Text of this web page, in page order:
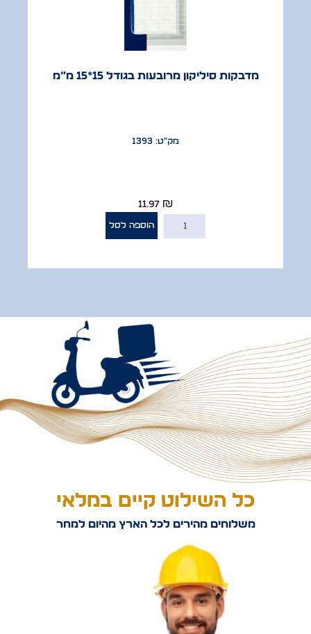
מדבקות סיליקון מרובעות בגודל 15*15 מ”מ
מק"ט: 1393
11.97₪
הוספה לסל
כל השילוט קיים במלאי
משלוחים מהירים לכל הארץ מהיום למחר